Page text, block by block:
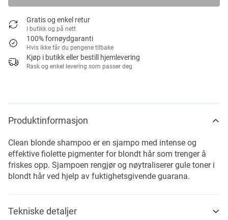
Gratis og enkel retur
I butikk og på nett
100% fornøydgaranti
Hvis ikke får du pengene tilbake
Kjøp i butikk eller bestill hjemlevering
Rask og enkel levering som passer deg
Produktinformasjon
Clean blonde shampoo er en sjampo med intense og
effektive fiolette pigmenter for blondt hår som trenger å
friskes opp. Sjampoen rengjør og nøytraliserer gule toner i
blondt hår ved hjelp av fuktighetsgivende guarana.
Tekniske detaljer